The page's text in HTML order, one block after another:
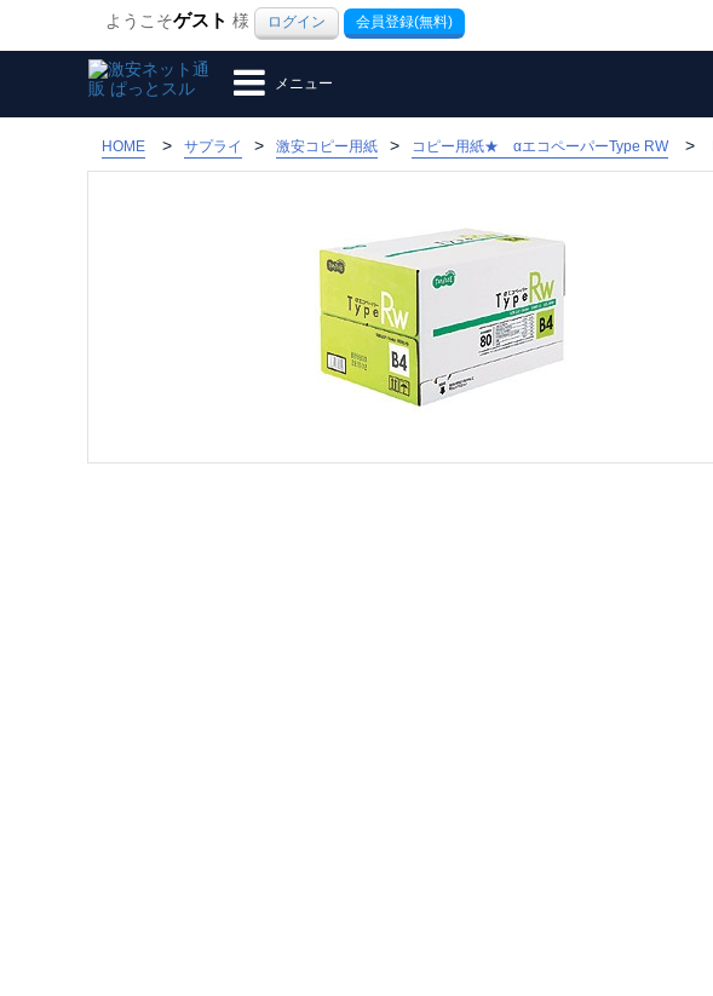
ようこそゲスト 様 ログイン 会員登録(無料)
メニュー
HOME > サプライ 激安コピー用紙 コピー用紙★ αエコペーパーType RW